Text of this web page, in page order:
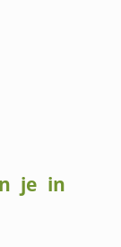
je in